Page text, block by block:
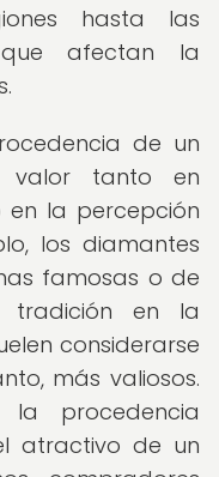
hasta las
que afectan la
de un
valor tanto en
en la percepción
los diamantes
famosas o de
tradición en la
considerarse
más valiosos.
procedencia
atractivo de un